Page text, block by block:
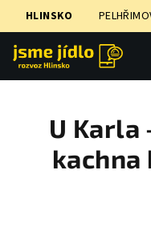
HLINSKO
U Karla